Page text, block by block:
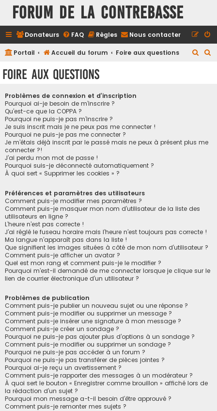
FORUM DE LA CONTREBASSE
Donateurs FAQ Règles Nous contacter
Portail Accueil du forum Foire aux questions
h
Foire aux questions
Problèmes de connexion et d’inscription
Pourquoi ai-je besoin de m’inscrire ?
Qu’est-ce que la COPPA ?
Pourquoi ne puis-je pas m’inscrire ?
Je suis inscrit mais je ne peux pas me connecter !
Pourquoi ne puis-je pas me connecter ?
Je m’étais déjà inscrit par le passé mais ne peux à présent plus me
connecter ?!
J’ai perdu mon mot de passe !
Pourquoi suis-je déconnecté automatiquement ?
À quoi sert « Supprimer les cookies » ?
Préférences et paramètres des utilisateurs
Comment puis-je modifier mes paramètres ?
Comment puis-je masquer mon nom d’utilisateur de la liste des
utilisateurs en ligne ?
L’heure n’est pas correcte !
J’ai réglé le fuseau horaire mais l’heure n’est toujours pas correcte !
Ma langue n’apparaît pas dans la liste !
Que signifient les images situées à côté de mon nom d’utilisateur ?
Comment puis-je afficher un avatar ?
Quel est mon rang et comment puis-je le modifier ?
Pourquoi m’est-il demandé de me connecter lorsque je clique sur le
lien de courrier électronique d’un utilisateur ?
Problèmes de publication
Comment puis-je publier un nouveau sujet ou une réponse ?
Comment puis-je modifier ou supprimer un message ?
Comment puis-je insérer une signature à mon message ?
Comment puis-je créer un sondage ?
Pourquoi ne puis-je pas ajouter plus d’options à un sondage ?
Comment puis-je modifier ou supprimer un sondage ?
Pourquoi ne puis-je pas accéder à un forum ?
Pourquoi ne puis-je pas transférer de pièces jointes ?
Pourquoi ai-je reçu un avertissement ?
Comment puis-je rapporter des messages à un modérateur ?
À quoi sert le bouton « Enregistrer comme brouillon » affiché lors de
la rédaction d’un sujet ?
Pourquoi mon message a-t-il besoin d’être approuvé ?
Comment puis-je remonter mes sujets ?